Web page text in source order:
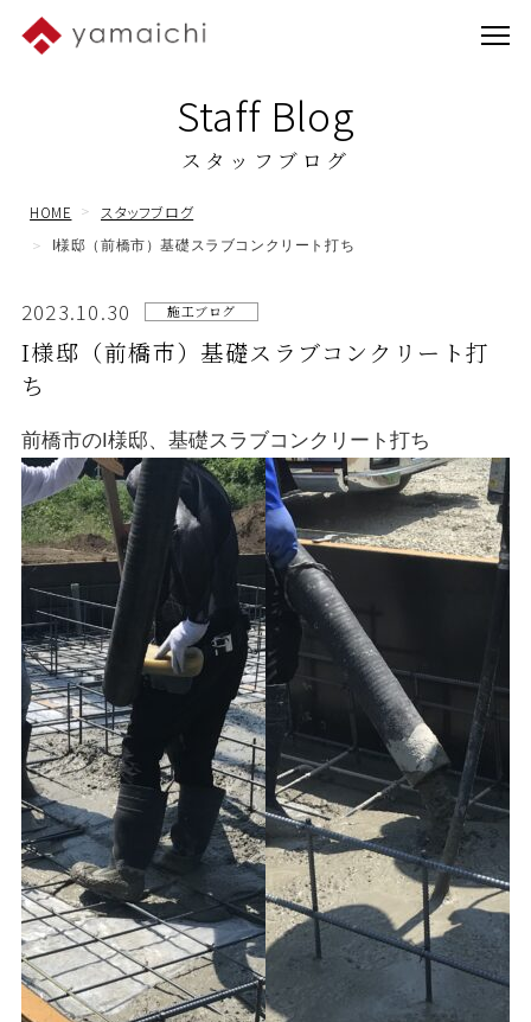
Staff Blog
スタッフブログ
HOME スタッフブログ
I様邸（前橋市）基礎スラブコンクリート打ち
2023.10.30 施工ブログ
I様邸（前橋市）基礎スラブコンクリート打
ち
前橋市のI様邸、基礎スラブコンクリート打ち